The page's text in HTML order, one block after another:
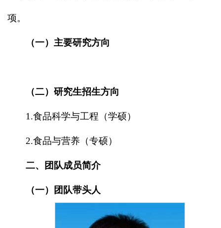
项。
（一）主要研究方向
（二）研究生招生方向
1.食品科学与工程（学硕）
2.食品与营养（专硕）
二、团队成员简介
（一）团队带头人